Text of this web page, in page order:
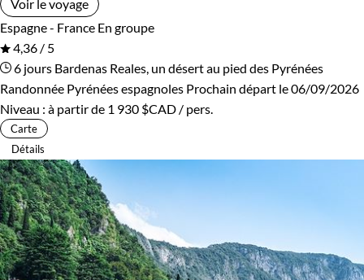
Voir le voyage
Espagne - France En groupe
4,36 / 5
6 jours Bardenas Reales, un désert au pied des Pyrénées
Randonnée Pyrénées espagnoles Prochain départ le 06/09/2026
Niveau : à partir de 1 930 $CAD / pers.
Carte
Détails